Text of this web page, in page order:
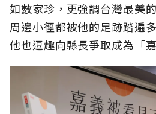
如數家珍，更強調台灣最美
周邊小徑都被他的足跡踏遍
他也逗趣向縣長爭取成為「